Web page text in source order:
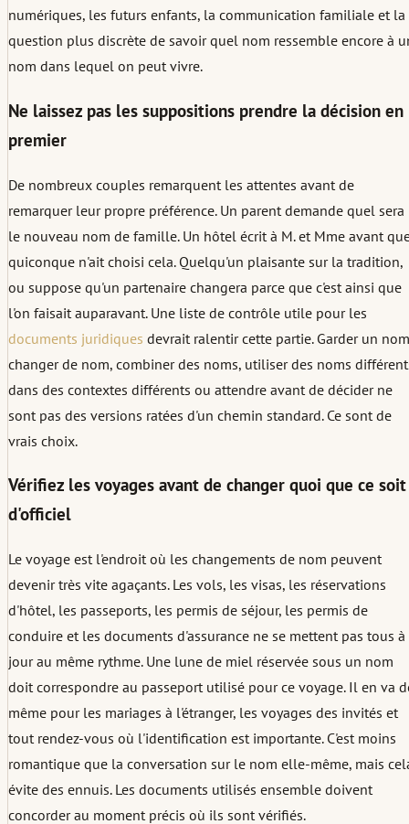
numériques, les futurs enfants, la communication familiale et la
question plus discrète de savoir quel nom ressemble encore à
nom dans lequel on peut vivre.
Ne laissez pas les suppositions prendre la décision en
premier
De nombreux couples remarquent les attentes avant de
remarquer leur propre préférence. Un parent demande quel sera
le nouveau nom de famille. Un hôtel écrit à M. et Mme avant
quiconque n'ait choisi cela. Quelqu'un plaisante sur la tradition,
ou suppose qu'un partenaire changera parce que c'est ainsi que
l'on faisait auparavant. Une liste de contrôle utile pour les
documents juridiques devrait ralentir cette partie. Garder un
changer de nom, combiner des noms, utiliser des noms
dans des contextes différents ou attendre avant de décider ne
sont pas des versions ratées d'un chemin standard. Ce sont de
vrais choix.
Vérifiez les voyages avant de changer quoi que ce soit
d'officiel
Le voyage est l'endroit où les changements de nom peuvent
devenir très vite agaçants. Les vols, les visas, les réservations
d'hôtel, les passeports, les permis de séjour, les permis de
conduire et les documents d'assurance ne se mettent pas tous à
jour au même rythme. Une lune de miel réservée sous un nom
doit correspondre au passeport utilisé pour ce voyage. Il en va
même pour les mariages à l'étranger, les voyages des invités et
tout rendez-vous où l'identification est importante. C'est moins
romantique que la conversation sur le nom elle-même, mais
évite des ennuis. Les documents utilisés ensemble doivent
concorder au moment précis où ils sont vérifiés.